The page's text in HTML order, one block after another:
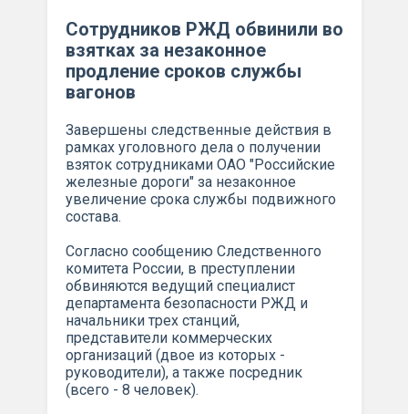
Сотрудников РЖД обвинили во
взятках за незаконное
продление сроков службы
вагонов
Завершены следственные действия в
рамках уголовного дела о получении
взяток сотрудниками ОАО "Российские
железные дороги" за незаконное
увеличение срока службы подвижного
состава.
Согласно сообщению Следственного
комитета России, в преступлении
обвиняются ведущий специалист
департамента безопасности РЖД и
начальники трех станций,
представители коммерческих
организаций (двое из которых -
руководители), а также посредник
(всего - 8 человек).